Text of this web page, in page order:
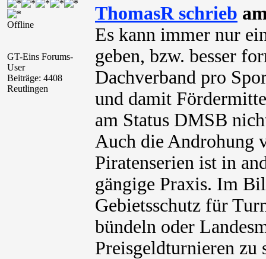
Offline
GT-Eins Forums-
User
Beiträge: 4408
Reutlingen
ThomasR schrieb
Es kann immer nur
geben, bzw. besser
Dachverband pro
und damit
am Status DMSB
Auch die Androhung
Piratenserien ist in
gängige Praxis. Im
Gebietsschutz für
bündeln oder
Preisgeldturnieren zu